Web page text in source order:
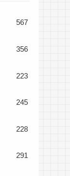
567
356
223
245
228
291